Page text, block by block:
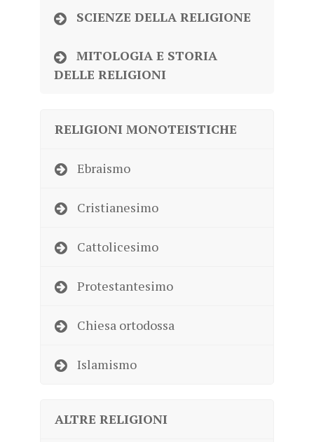
SCIENZE DELLA RELIGIONE
MITOLOGIA E STORIA
DELLE RELIGIONI
RELIGIONI MONOTEISTICHE
Ebraismo
Cristianesimo
Cattolicesimo
Protestantesimo
Chiesa ortodossa
Islamismo
ALTRE RELIGIONI